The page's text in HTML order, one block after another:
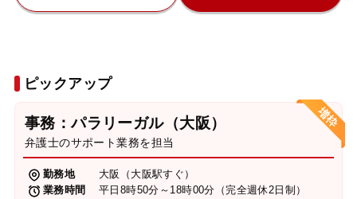
ピックアップ
事務：パラリーガル（大阪）
弁護士のサポート業務を担当
勤務地
大阪（大阪駅すぐ）
業務時間
平日8時50分～18時00分（完全週休2日制）